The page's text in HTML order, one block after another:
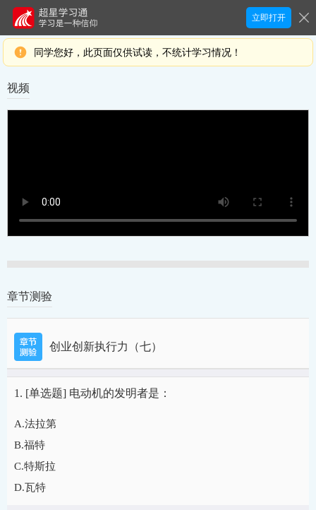
立即打开
同学您好，此页面仅供试读，不统计学习情况！
视频
章节测验